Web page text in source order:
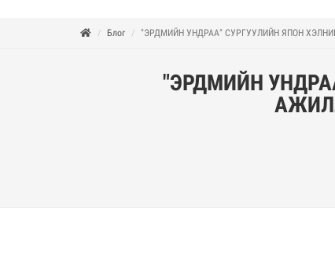
Блог "ЭРДМИЙН УНДРАА" СУРГУУЛИЙН ЯПОН
"ЭРДМИЙН